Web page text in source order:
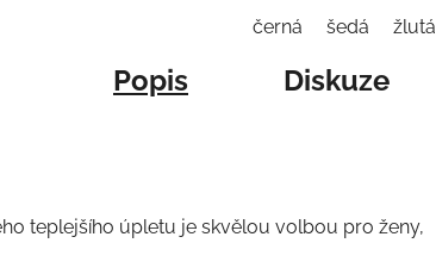
černá šedá žlutá
Popis Diskuze
teplejšího úpletu je skvělou volbou pro ženy,